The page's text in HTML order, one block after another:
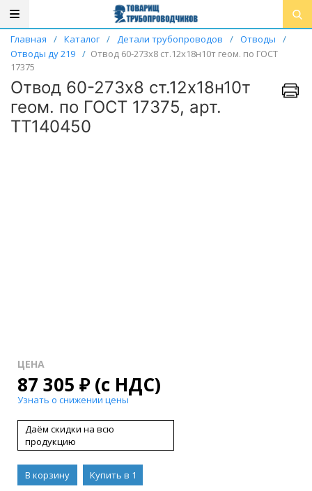
Главная / Каталог / Детали трубопроводов / Отводы
/
Отводы ду 219 / Отвод 60-273х8 ст.12х18н10т геом. по ГОСТ
17375
Отвод 60-273х8 ст.12х18н10т
геом. по ГОСТ 17375, арт.
ТТ140450
ЦЕНА
87 305 ₽(с НДС)
Узнать о снижении цены
Даём скидки на всю
продукцию
В корзину
Купить в 1